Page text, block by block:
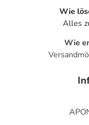
Wie
Alles
Wie